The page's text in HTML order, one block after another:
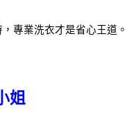
專業洗衣才是省心王道。
姐